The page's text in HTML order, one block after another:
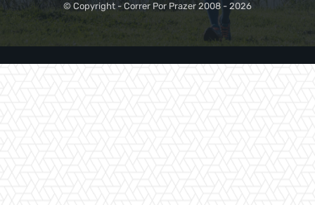
© Copyright - Correr Por Prazer 2008 - 2026